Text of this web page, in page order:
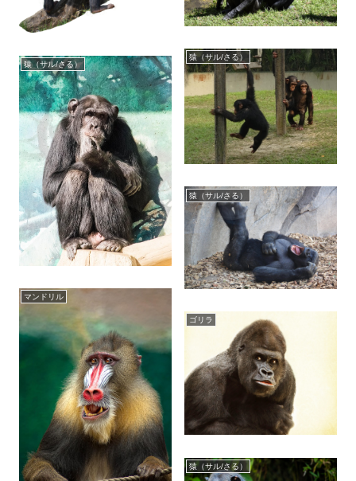
猿（サル/さる）
猿（サル/さる）
猿（サル/さる）
マンドリル
ゴリラ
猿（サル/さる）